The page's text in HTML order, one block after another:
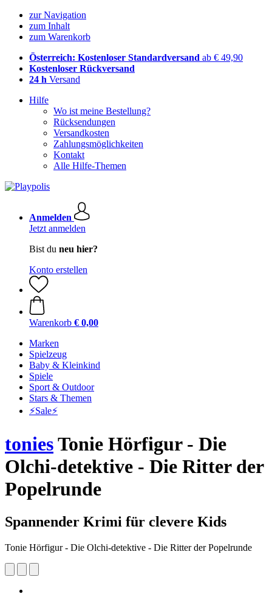
zur Navigation
zum Inhalt
zum Warenkorb
Österreich: Kostenloser Standardversand ab € 49,90
Kostenloser Rückversand
24 h Versand
Hilfe
Wo ist meine Bestellung?
Rücksendungen
Versandkosten
Zahlungsmöglichkeiten
Kontakt
Alle Hilfe-Themen
Anmelden
Jetzt anmelden
Bist du neu hier?
Konto erstellen
Warenkorb € 0,00
Marken
Spielzeug
Baby & Kleinkind
Spiele
Sport & Outdoor
Stars & Themen
⚡️Sale⚡️
toniesTonie Hörfigur - Die
Olchi-detektive - Die Ritter der
Popelrunde
Spannender Krimi für clevere Kids
Tonie Hörfigur - Die Olchi-detektive - Die Ritter der Popelrunde